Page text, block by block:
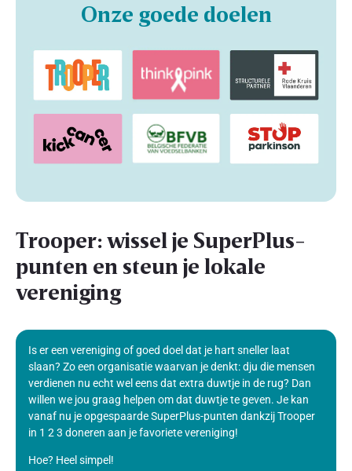
Onze goede doelen
Trooper: wissel je SuperPlus-
punten en steun je lokale
vereniging
Is er een vereniging of goed doel dat je hart sneller laat
slaan? Zo een organisatie waarvan je denkt: dju die mensen
verdienen nu echt wel eens dat extra duwtje in de rug? Dan
willen we jou graag helpen om dat duwtje te geven. Je kan
vanaf nu je opgespaarde SuperPlus-punten dankzij Trooper
in 1 2 3 doneren aan je favoriete vereniging!
Hoe? Heel simpel!